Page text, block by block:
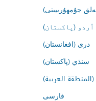
جۇمھۇرىيىتى)
اُردو (پاکستان)
درى (افغانستان)
سنڌي (پاکستان)
العربية)
فارسى